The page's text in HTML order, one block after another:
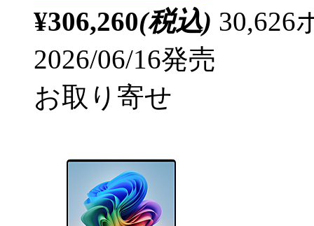
¥306,260(税込) 30,626
2026/06/16発売
お取り寄せ